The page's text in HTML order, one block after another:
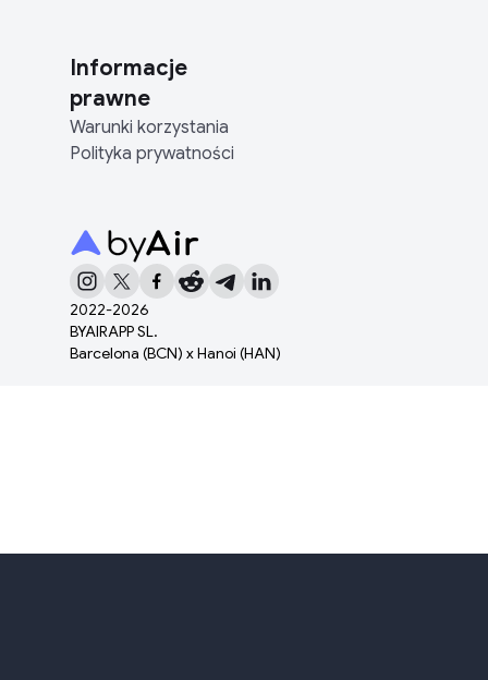
2022-2026
BYAIRAPP SL.
Barcelona (BCN) x Hanoi (HAN)
Informacje
prawne
Warunki korzystania
Polityka prywatności